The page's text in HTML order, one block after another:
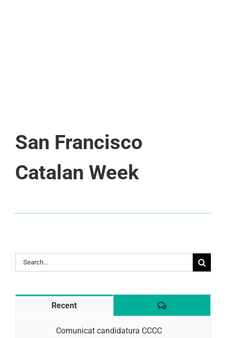
San Francisco
Catalan Week
Search
for:
Recent Comentaris
Comunicat candidatura CCCC